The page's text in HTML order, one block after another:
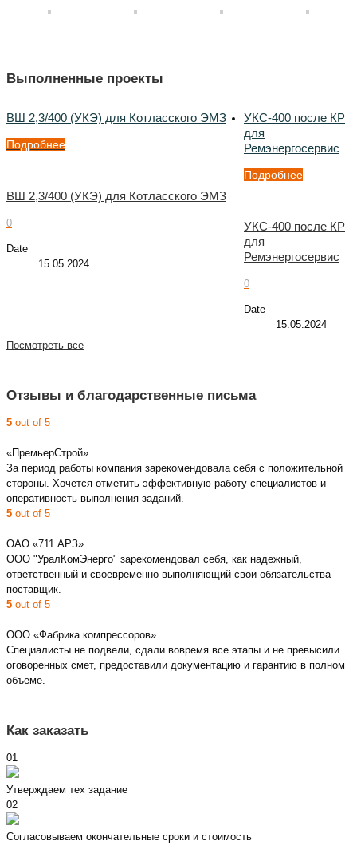
Выполненные проекты
ВШ 2,3/400 (УКЭ) для Котласского ЭМЗ
Подробнее
ВШ 2,3/400 (УКЭ) для Котласского ЭМЗ
0
Date
15.05.2024
УКС-400 после КР
для
Ремэнергосервис
Подробнее
УКС-400 после КР
для
Ремэнергосервис
0
Date
15.05.2024
Посмотреть все
Отзывы и благодарственные письма
5 out of 5
«ПремьерСтрой»
За период работы компания зарекомендовала себя с положительной
стороны. Хочется отметить эффективную работу специалистов и
оперативность выполнения заданий.
5 out of 5
ОАО «711 АРЗ»
ООО "УралКомЭнерго" зарекомендовал себя, как надежный,
ответственный и своевременно выполняющий свои обязательства
поставщик.
5 out of 5
ООО «Фабрика компрессоров»
Специалисты не подвели, сдали вовремя все этапы и не превысили
оговоренных смет, предоставили документацию и гарантию в полном
объеме.
Как заказать
01
Утверждаем тех задание
02
Согласовываем окончательные сроки и стоимость